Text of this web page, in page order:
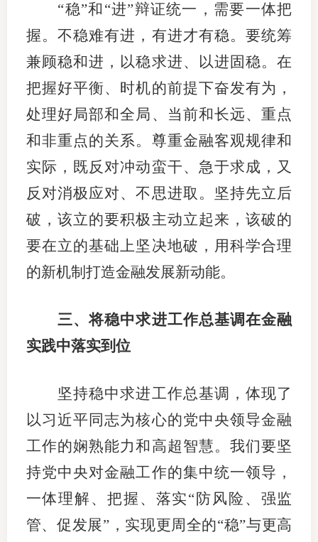
“稳”和“进”辩证统一，需要一体把
握。不稳难有进，有进才有稳。要统筹
兼顾稳和进，以稳求进、以进固稳。在
把握好平衡、时机的前提下奋发有为，
处理好局部和全局、当前和长远、重点
和非重点的关系。尊重金融客观规律和
实际，既反对冲动蛮干、急于求成，又
反对消极应对、不思进取。坚持先立后
破，该立的要积极主动立起来，该破的
要在立的基础上坚决地破，用科学合理
的新机制打造金融发展新动能。
三、将稳中求进工作总基调在金融
实践中落实到位
坚持稳中求进工作总基调，体现了
以习近平同志为核心的党中央领导金融
工作的娴熟能力和高超智慧。我们要坚
持党中央对金融工作的集中统一领导，
一体理解、把握、落实“防风险、强监
管、促发展”，实现更周全的“稳”与更高